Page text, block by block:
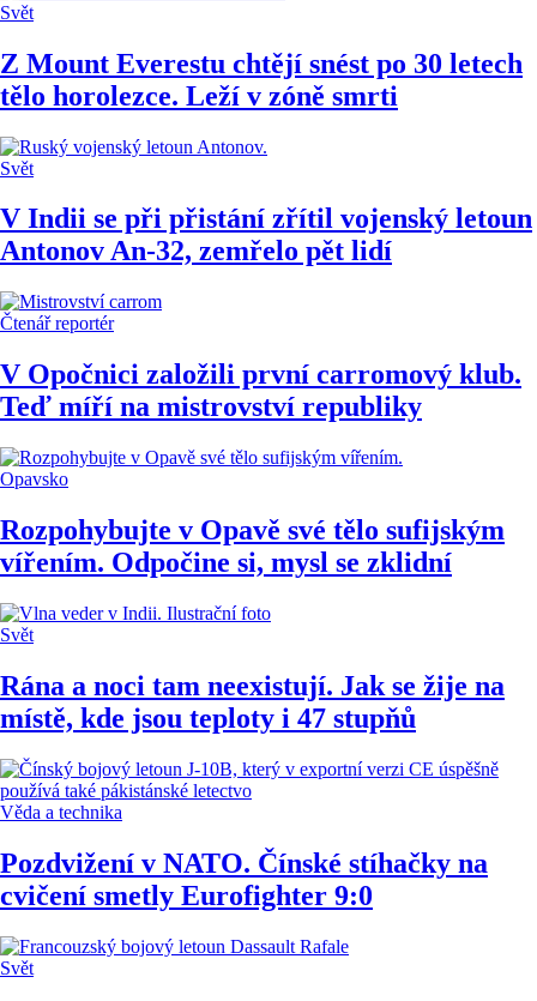
Svět
Z Mount Everestu chtějí snést po 30 letech
tělo horolezce. Leží v zóně smrti
Svět
V Indii se při přistání zřítil vojenský letoun
Antonov An-32, zemřelo pět lidí
Čtenář reportér
V Opočnici založili první carromový klub.
Teď míří na mistrovství republiky
Opavsko
Rozpohybujte v Opavě své tělo sufijským
vířením. Odpočine si, mysl se zklidní
Svět
Rána a noci tam neexistují. Jak se žije na
místě, kde jsou teploty i 47 stupňů
Věda a technika
Pozdvižení v NATO. Čínské stíhačky na
cvičení smetly Eurofighter 9:0
Svět